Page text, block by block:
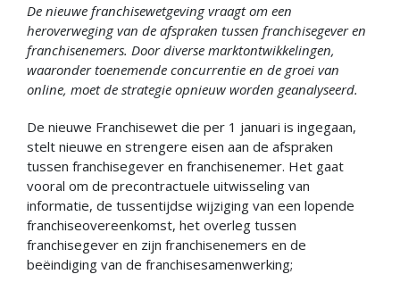
De nieuwe franchisewetgeving vraagt om een
heroverweging van de afspraken tussen franchisegever en
franchisenemers. Door diverse marktontwikkelingen,
waaronder toenemende concurrentie en de groei van
online, moet de strategie opnieuw worden geanalyseerd.
De nieuwe Franchisewet die per 1 januari is ingegaan,
stelt nieuwe en strengere eisen aan de afspraken
tussen franchisegever en franchisenemer. Het gaat
vooral om de precontractuele uitwisseling van
informatie, de tussentijdse wijziging van een lopende
franchiseovereenkomst, het overleg tussen
franchisegever en zijn franchisenemers en de
beëindiging van de franchisesamenwerking;